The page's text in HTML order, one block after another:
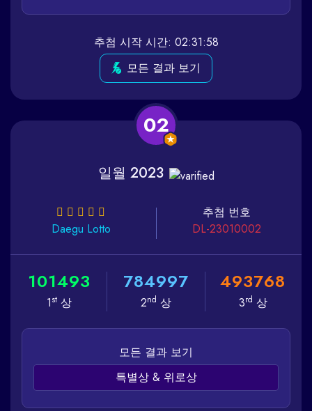
추첨 시작 시간: 02:31:58
모든 결과 보기
02
일월 2023
Daegu Lotto
추첨 번호
DL-23010002
101493
1st상
784997
2nd 상
493768
3rd 상
모든 결과 보기
특별상 & 위로상